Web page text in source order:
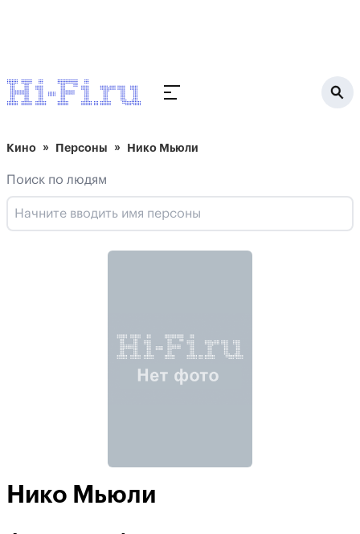
Кино Персоны Нико Мьюли
Поиск по людям
Нико Мьюли